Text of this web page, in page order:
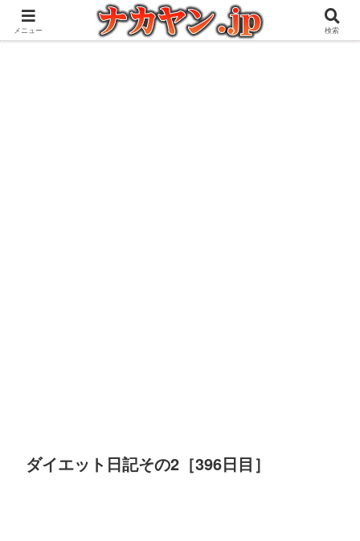
アウトドアとガジェット好きな管理人の愉快な日々を綴るブログ
ダイエット日記その2［396日目］
メニュー 検索